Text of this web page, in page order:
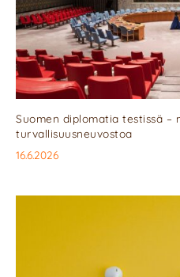
Suomen diplomatia testissä –
turvallisuusneuvostoa
16.6.2026